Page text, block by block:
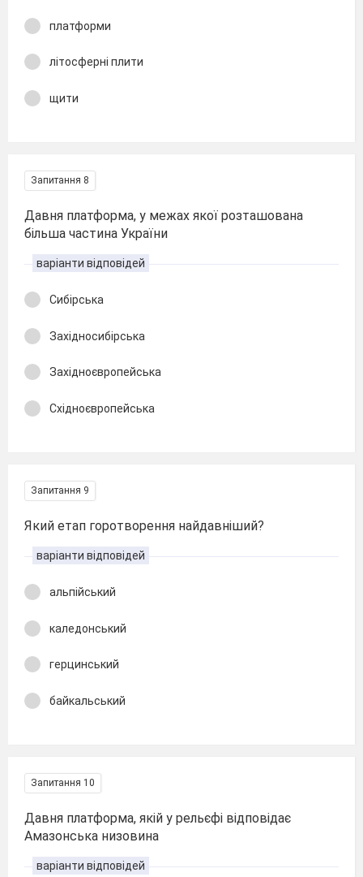
платформи
літосферні плити
щити
Запитання 8
Давня платформа, у межах якої розташована
більша частина України
варіанти відповідей
Сибірська
Західносибірська
Західноєвропейська
Східноєвропейська
Запитання 9
Який етап горотворення найдавніший?
варіанти відповідей
альпійський
каледонський
герцинський
байкальський
Запитання 10
Давня платформа, якій у рельєфі відповідає
Амазонська низовина
варіанти відповідей